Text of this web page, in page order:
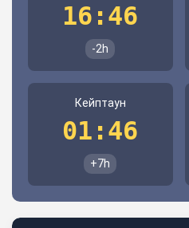
16:46
-2h
Кейптаун
01:46
+7h